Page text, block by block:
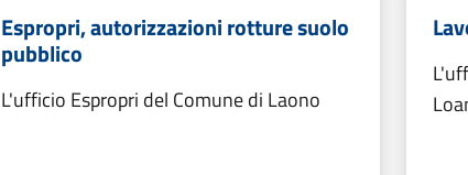
Espropri, autorizzazioni rotture suolo
pubblico
L'ufficio Espropri del Comune di Laono